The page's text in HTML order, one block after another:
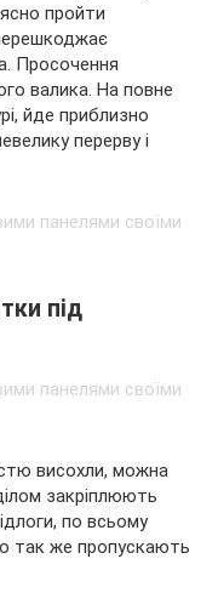
пройти
Просочення
валика. На повне
йде приблизно
перерву і
під
висохли, можна
закріплюють
по всьому
так же пропускають